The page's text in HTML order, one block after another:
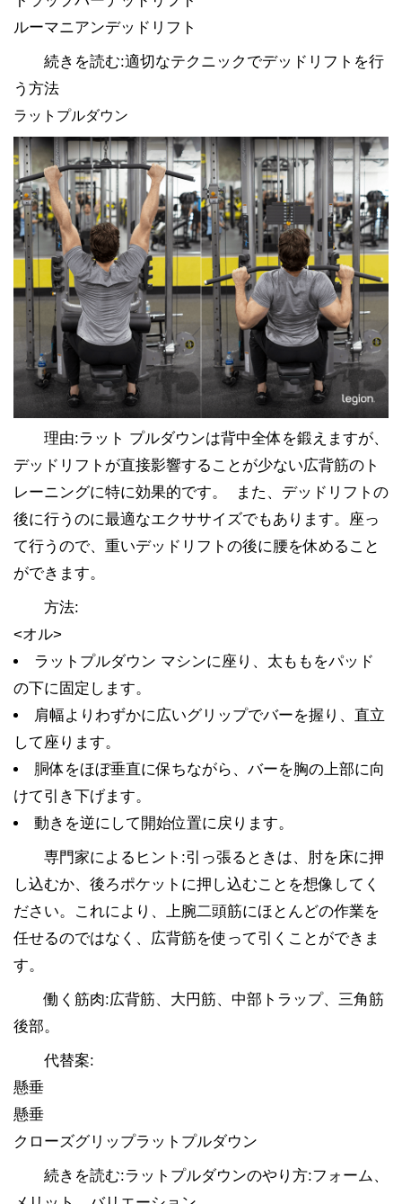
ルーマニアンデッドリフト
続きを読む:適切なテクニックでデッドリフトを行
う方法
ラットプルダウン
理由:ラット プルダウンは背中全体を鍛えますが、
デッドリフトが直接影響することが少ない広背筋のト
レーニングに特に効果的です。 また、デッドリフトの
後に行うのに最適なエクササイズでもあります。座っ
て行うので、重いデッドリフトの後に腰を休めること
ができます。
方法:
<オル>
ラットプルダウン マシンに座り、太ももをパッド
の下に固定します。
肩幅よりわずかに広いグリップでバーを握り、直立
して座ります。
胴体をほぼ垂直に保ちながら、バーを胸の上部に向
けて引き下げます。
動きを逆にして開始位置に戻ります。
専門家によるヒント:引っ張るときは、肘を床に押
し込むか、後ろポケットに押し込むことを想像してく
ださい。これにより、上腕二頭筋にほとんどの作業を
任せるのではなく、広背筋を使って引くことができま
す。
働く筋肉:広背筋、大円筋、中部トラップ、三角筋
後部。
代替案:
懸垂
懸垂
クローズグリップラットプルダウン
続きを読む:ラットプルダウンのやり方:フォーム、